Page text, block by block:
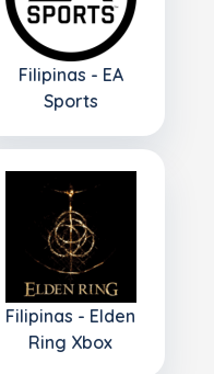
Filipinas - EA
Sports
Filipinas - Elden
Ring Xbox